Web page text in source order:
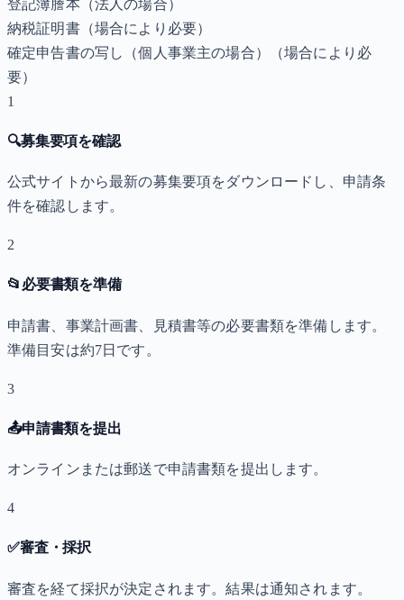
登記簿謄本（法人の場合）
納税証明書（場合により必要）
確定申告書の写し（個人事業主の場合）
（場合により必
要）
1
🔍募集要項を確認
公式サイトから最新の募集要項をダウンロードし、申請条
件を確認します。
2
📂 必要書類を準備
申請書、事業計画書、見積書等の必要書類を準備します。
準備目安は約7日です。
3
📤申請書類を提出
オンラインまたは郵送で申請書類を提出します。
4
✅審査・採択
審査を経て採択が決定されます。結果は通知されます。